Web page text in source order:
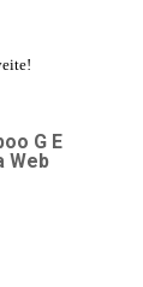
G E
Web